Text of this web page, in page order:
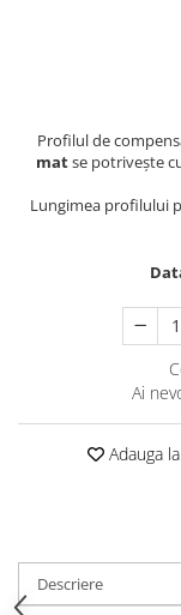
Profilul de
matse potrivește
Lungimea profilului
Ai
Adauga
Descriere